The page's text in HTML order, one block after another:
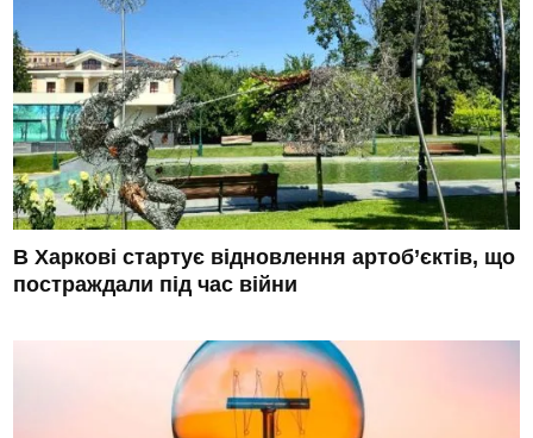
В Харкові стартує відновлення артоб’єктів, що
постраждали під час війни